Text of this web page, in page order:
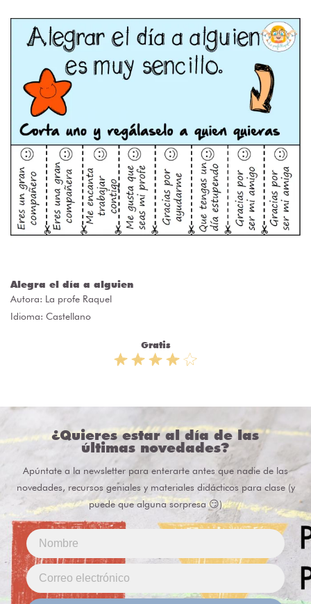
Alegra el día a alguien
Autora: La profe Raquel
Idioma: Castellano
Gratis
¿Quieres estar al día de las
últimas novedades?
Apúntate a la newsletter para enterarte antes que nadie de las
novedades, recursos geniales y materiales didácticos para clase (y
puede que alguna sorpresa 😏)